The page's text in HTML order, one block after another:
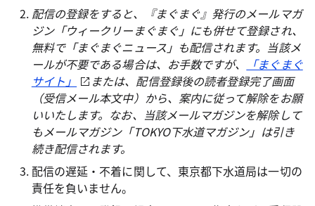
配信の登録をすると、『まぐまぐ』発行のメールマガ
ジン「ウィークリーまぐまぐ」にも併せて登録され、
無料で「まぐまぐニュース」も配信されます。当該メ
ールが不要である場合は、お手数ですが、
「まぐまぐ
サイト」
または、配信登録後の読者登録完了画面
（受信メール本文中）から、案内に従って解除をお願
いいたします。なお、当該メールマガジンを解除して
もメールマガジン「TOKYO下水道マガジン」は引き
続き配信されます。
配信の遅延・不着に関して、東京都下水道局は一切の
責任を負いません。